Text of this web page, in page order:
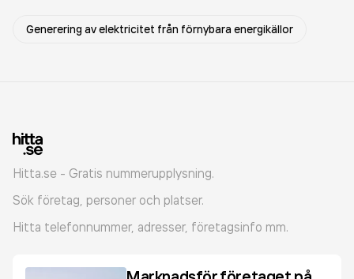
Generering av elektricitet från förnybara energikällor
Hitta.se - Gratis nummerupplysning.
Sök företag, personer och platser.
Hitta telefonnummer, adresser, företagsinfo mm.